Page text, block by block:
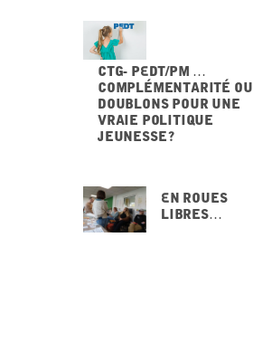
CTG- PEdT/PM …
Complémentarité ou
doublons pour une
vraie politique
jeunesse ?
En Roues
Libres…